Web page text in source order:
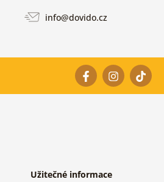
info@dovido.cz
Užitečné informace